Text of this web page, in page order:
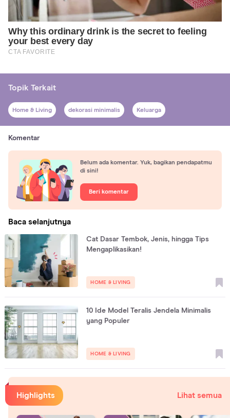
Topik Terkait
Home & Living dekorasi minimalis Keluarga
Komentar
Belum ada komentar. Yuk, bagikan pendapatmu
di sini!
Beri komentar
Baca selanjutnya
Cat Dasar Tembok, Jenis, hingga Tips
Mengaplikasikan!
HOME & LIVING
10 Ide Model Teralis Jendela Minimalis
yang Populer
HOME & LIVING
Highlights Lihat semua